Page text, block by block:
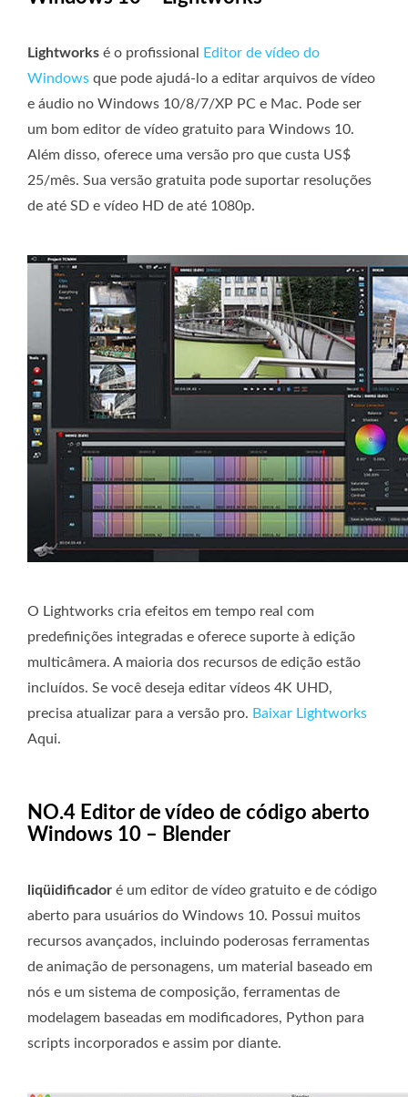
Lightworks é o profissional Editor de vídeo do
Windows que pode ajudá-lo a editar arquivos de vídeo
e áudio no Windows 10/8/7/XP PC e Mac. Pode ser
um bom editor de vídeo gratuito para Windows 10.
Além disso, oferece uma versão pro que custa US$
25/mês. Sua versão gratuita pode suportar resoluções
de até SD e vídeo HD de até 1080p.
O Lightworks cria efeitos em tempo real com
predefinições integradas e oferece suporte à edição
multicâmera. A maioria dos recursos de edição estão
incluídos. Se você deseja editar vídeos 4K UHD,
precisa atualizar para a versão pro. Baixar Lightworks
Aqui.
NO.4 Editor de vídeo de código aberto
Windows 10 – Blender
liqüidificador é um editor de vídeo gratuito e de código
aberto para usuários do Windows 10. Possui muitos
recursos avançados, incluindo poderosas ferramentas
de animação de personagens, um material baseado em
nós e um sistema de composição, ferramentas de
modelagem baseadas em modificadores, Python para
scripts incorporados e assim por diante.